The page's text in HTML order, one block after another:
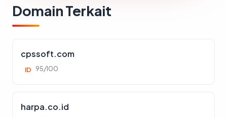
Domain Terkait
cpssoft.com
ID 95/100
harpa.co.id